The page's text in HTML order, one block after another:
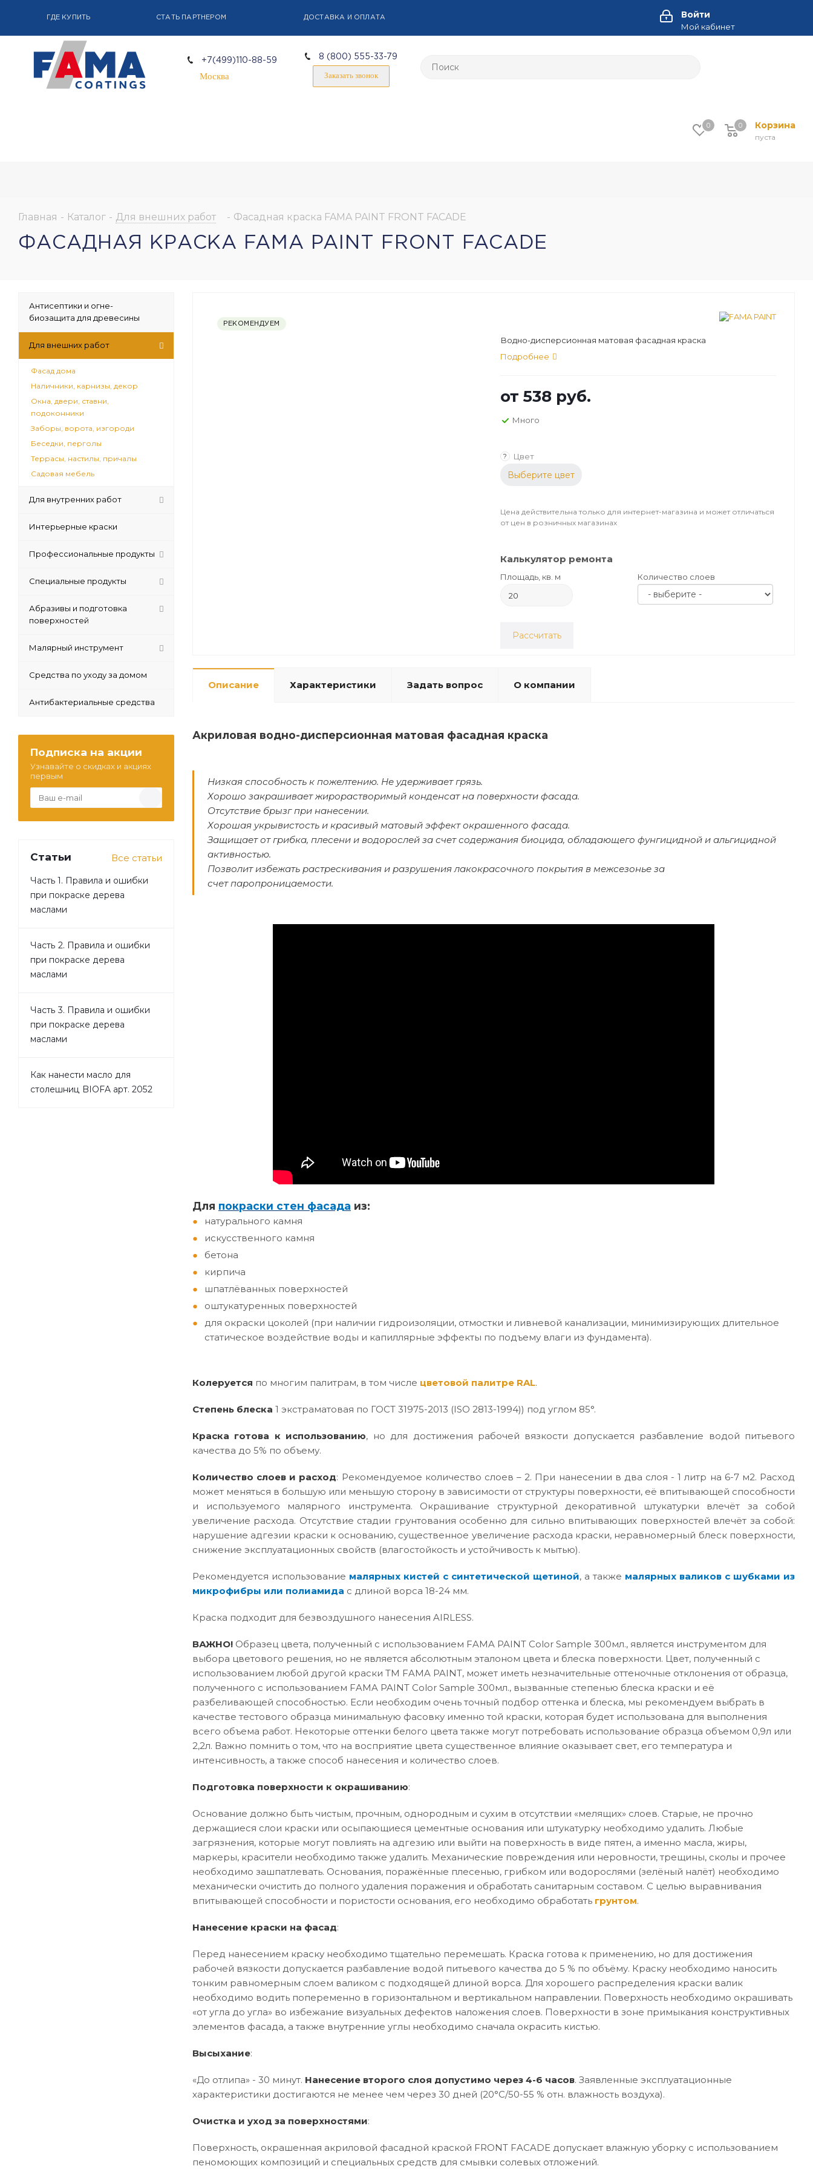
ГДЕ КУПИТЬ СТАТЬ ПАРТНЕРОМ ДОСТАВКА И ОПЛАТА Войти
Мой кабинет
+7(499)110-88-59
Москва
8 (800) 555-33-79
Заказать звонок
0 Корзина
пуста
0
Главная - Каталог - Для внешних работ - Фасадная краска FAMA PAINT FRONT FACADE
ФАСАДНАЯ КРАСКА FAMA PAINT FRONT FACADE
РЕКОМЕНДУЕМ
Водно-дисперсионная матовая фасадная краска
Подробнее
от 538 руб.
Много
? Цвет
Выберите цвет
Цена действительна только для интернет-магазина и может отличаться
от цен в розничных магазинах
Калькулятор ремонта
Площадь, кв. м Количество слоев
Рассчитать
Описание Характеристики Задать вопрос О компании
Акриловая водно-дисперсионная матовая фасадная краска
Низкая способность к пожелтению. Не удерживает грязь.
Хорошо закрашивает жирорастворимый конденсат на поверхности фасада.
Отсутствие брызг при нанесении.
Хорошая укрывистость и красивый матовый эффект окрашенного фасада.
Защищает от грибка, плесени и водорослей за счет содержания биоцида, обладающего фунгицидной и альгицидной
активностью.
Позволит избежать растрескивания и разрушения лакокрасочного покрытия в межсезонье за
счет паропроницаемости.
Для покраски стен фасада из:
натурального камня
искусственного камня
бетона
кирпича
шпатлёванных поверхностей
оштукатуренных поверхностей
для окраски цоколей (при наличии гидроизоляции, отмостки и ливневой канализации, минимизирующих длительное
статическое воздействие воды и капиллярные эффекты по подъему влаги из фундамента).
Колеруется по многим палитрам, в том числе цветовой палитре RAL.
Степень блеска 1 экстраматовая по ГОСТ 31975-2013 (ISO 2813-1994)) под углом 85°.
Краска готова к использованию, но для достижения рабочей вязкости допускается разбавление водой питьевого
качества до 5% по объему.
Количество слоев и расход: Рекомендуемое количество слоев – 2. При нанесении в два слоя - 1 литр на 6-7 м2. Расход
может меняться в большую или меньшую сторону в зависимости от структуры поверхности, её впитывающей способности
и используемого малярного инструмента. Окрашивание структурной декоративной штукатурки влечёт за собой
увеличение расхода. Отсутствие стадии грунтования особенно для сильно впитывающих поверхностей влечёт за собой:
нарушение адгезии краски к основанию, существенное увеличение расхода краски, неравномерный блеск поверхности,
снижение эксплуатационных свойств (влагостойкость и устойчивость к мытью).
Рекомендуется использование малярных кистей с синтетической щетиной, а также малярных валиков с шубками из
микрофибры или полиамида с длиной ворса 18-24 мм.
Краска подходит для безвоздушного нанесения AIRLESS.
ВАЖНО! Образец цвета, полученный с использованием FAMA PAINT Color Sample 300мл., является инструментом для
выбора цветового решения, но не является абсолютным эталоном цвета и блеска поверхности. Цвет, полученный с
использованием любой другой краски ТМ FAMA PAINT, может иметь незначительные оттеночные отклонения от образца,
полученного с использованием FAMA PAINT Color Sample 300мл., вызванные степенью блеска краски и её
разбеливающей способностью. Если необходим очень точный подбор оттенка и блеска, мы рекомендуем выбрать в
качестве тестового образца минимальную фасовку именно той краски, которая будет использована для выполнения
всего объема работ. Некоторые оттенки белого цвета также могут потребовать использование образца объемом 0,9л или
2,2л. Важно помнить о том, что на восприятие цвета существенное влияние оказывает свет, его температура и
интенсивность, а также способ нанесения и количество слоев.
Подготовка поверхности к окрашиванию:
Основание должно быть чистым, прочным, однородным и сухим в отсутствии «мелящих» слоев. Старые, не прочно
держащиеся слои краски или осыпающиеся цементные основания или штукатурку необходимо удалить. Любые
загрязнения, которые могут повлиять на адгезию или выйти на поверхность в виде пятен, а именно масла, жиры,
маркеры, красители необходимо также удалить. Механические повреждения или неровности, трещины, сколы и прочее
необходимо зашпатлевать. Основания, поражённые плесенью, грибком или водорослями (зелёный налёт) необходимо
механически очистить до полного удаления поражения и обработать санитарным составом. С целью выравнивания
впитывающей способности и пористости основания, его необходимо обработать грунтом.
Нанесение краски на фасад:
Перед нанесением краску необходимо тщательно перемешать. Краска готова к применению, но для достижения
рабочей вязкости допускается разбавление водой питьевого качества до 5 % по объёму. Краску необходимо наносить
тонким равномерным слоем валиком с подходящей длиной ворса. Для хорошего распределения краски валик
необходимо водить попеременно в горизонтальном и вертикальном направлении. Поверхность необходимо окрашивать
«от угла до угла» во избежание визуальных дефектов наложения слоев. Поверхности в зоне примыкания конструктивных
элементов фасада, а также внутренние углы необходимо сначала окрасить кистью.
Высыхание:
«До отлипа» - 30 минут. Нанесение второго слоя допустимо через 4-6 часов. Заявленные эксплуатационные
характеристики достигаются не менее чем через 30 дней (20°C/50-55 % отн. влажность воздуха).
Очистка и уход за поверхностями:
Поверхность, окрашенная акриловой фасадной краской FRONT FACADE допускает влажную уборку с использованием
пеномоющих композиций и специальных средств для смывки солевых отложений.
Антисептики и огне-
биозащита для древесины
Для внешних работ
Фасад дома
Наличники, карнизы, декор
Окна, двери, ставни,
подоконники
Заборы, ворота, изгороди
Беседки, перголы
Террасы, настилы, причалы
Садовая мебель
Для внутренних работ
Интерьерные краски
Профессиональные продукты
Специальные продукты
Абразивы и подготовка
поверхностей
Малярный инструмент
Средства по уходу за домом
Антибактериальные средства
Подписка на акции
Узнавайте о скидках и акциях
первым
Статьи Все статьи
Часть 1. Правила и ошибки
при покраске дерева
маслами
Часть 2. Правила и ошибки
при покраске дерева
маслами
Часть 3. Правила и ошибки
при покраске дерева
маслами
Как нанести масло для
столешниц BIOFA арт. 2052